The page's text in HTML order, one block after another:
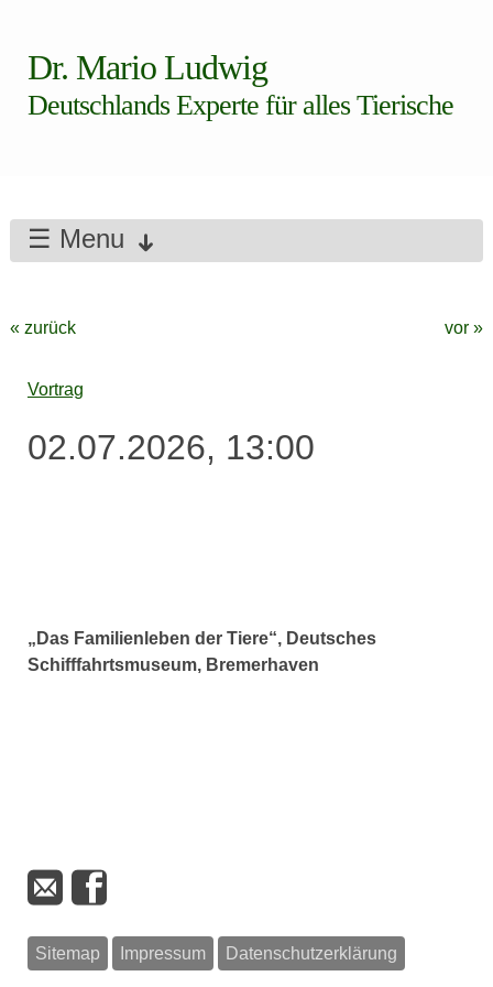
Dr. Mario Ludwig
Deutschlands Experte für alles Tierische
☰ Menu
« zurück vor »
Vortrag
02.07.2026, 13:00
„Das Familienleben der Tiere“, Deutsches
Schifffahrtsmuseum, Bremerhaven
Sitemap Impressum Datenschutzerklärung